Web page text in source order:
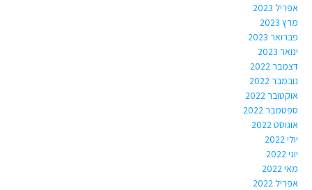
אפריל 2023
מרץ 2023
פברואר 2023
ינואר 2023
דצמבר 2022
נובמבר 2022
אוקטובר 2022
ספטמבר 2022
אוגוסט 2022
יולי 2022
יוני 2022
מאי 2022
אפריל 2022